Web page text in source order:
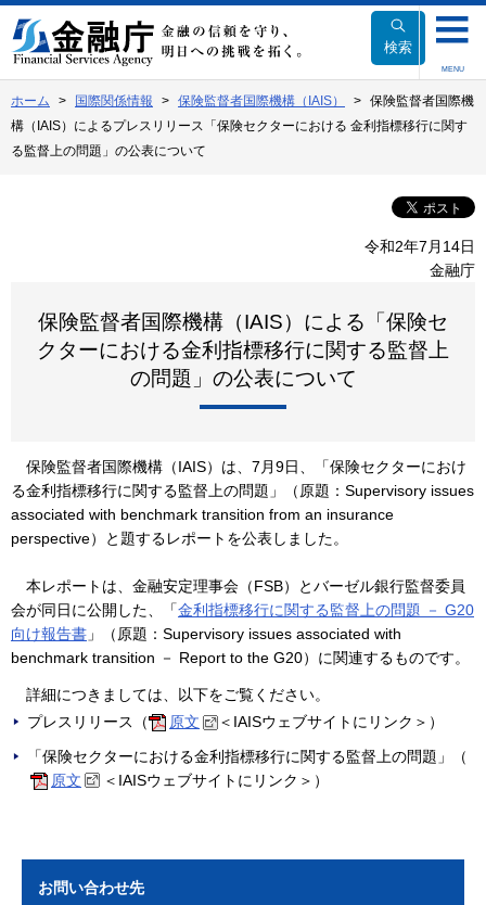
文
へ
動
検索
MENU
ホーム 国際関係情報 保険監督者国際機構（IAIS）
保険監督者国際機
構（IAIS）によるプレスリリース「保険セクターにおける 金利指標移行に関す
る監督上の問題」の公表について
令和2年7月14日
金融庁
保険監督者国際機構（IAIS）による「保険セ
クターにおける金利指標移行に関する監督上
の問題」の公表について
保険監督者国際機構（IAIS）は、7月9日、「保険セクターにおけ
る金利指標移行に関する監督上の問題」（原題：Supervisory issues
associated with benchmark transition from an insurance
perspective）と題するレポートを公表しました。
本レポートは、金融安定理事会（FSB）とバーゼル銀行監督委員
会が同日に公開した、「金利指標移行に関する監督上の問題 － G20
向け報告書 」（原題：Supervisory issues associated with
benchmark transition － Report to the G20）に関連するものです。
詳細につきましては、以下をご覧ください。
プレスリリース（
原文
＜IAISウェブサイトにリンク＞）
「保険セクターにおける金利指標移行に関する監督上の問題」（
原文
＜IAISウェブサイトにリンク＞）
お問い合わせ先